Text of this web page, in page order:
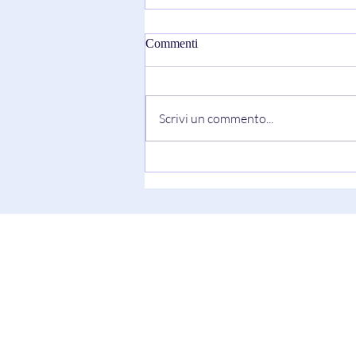
“I WISH” di Sarantos
Commenti
Scrivi un commento...